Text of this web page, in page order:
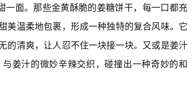
一面。那些金黄酥脆的姜糖饼干，每一口都充
美温柔地包裹，形成一种独特的复合风味。它
的清爽，让人忍不住一块接一块。又或是姜汁
姜汁的微妙辛辣交织，碰撞出一种奇妙的和